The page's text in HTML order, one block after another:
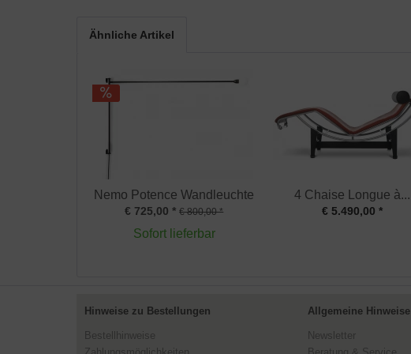
Ähnliche Artikel
Nemo Potence Wandleuchte
€ 725,00 * € 800,00 *
Sofort lieferbar
4 Chaise Longue à...
€ 5.490,00 *
Hinweise zu Bestellungen
Bestellhinweise
Allgemeine Hinweise
Newsletter